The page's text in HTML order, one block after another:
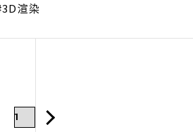
3D渲染